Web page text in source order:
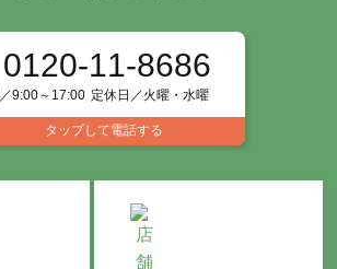
0120-11-8686
9:00～17:00 定休日／火曜・水曜
タップして電話する